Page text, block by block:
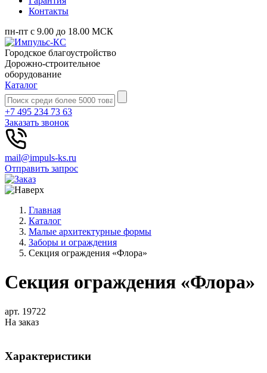
Контакты
пн-пт с 9.00 до 18.00 МСК
Городское благоустройство
Дорожно-строительное
оборудование
Каталог
+7 495 234 73 63
Заказать звонок
mail@impuls-ks.ru
Отправить запрос
Главная
Каталог
Малые архитектурные формы
Заборы и ограждения
Секция ограждения «Флора»
Секция ограждения «Флора»
арт. 19722
На заказ
Характеристики